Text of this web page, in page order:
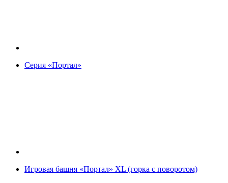
Серия «Портал»
Игровая башня «Портал» XL (горка с поворотом)